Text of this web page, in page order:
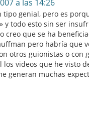
a las 14:26
tipo genial, pero es
y todo esto sin ser
creo que se ha
pero habría que
otros guionistas o con
los videos que he visto
generan muchas